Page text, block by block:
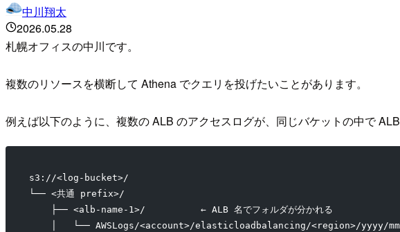
中川翔太
2026.05.28
札幌オフィスの中川です。
複数のリソースを横断して Athena でクエリを投げたいことがあります。
例えば以下のように、複数の ALB のアクセスログが、同じバケットの中で
s3://<log-bucket>/
└── <共通 prefix>/
    ├── <alb-name-1>/          ← ALB 名でフォルダが分かれる
│   └── AWSLogs/<account>/elasticloadbalancing/<region>/yyyy/